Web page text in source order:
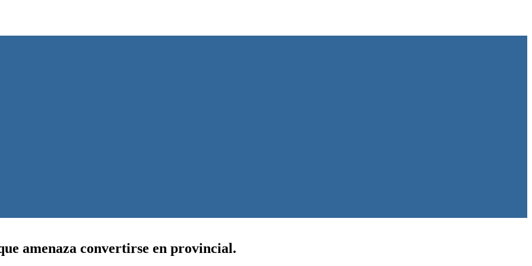
amenaza convertirse en provincial.